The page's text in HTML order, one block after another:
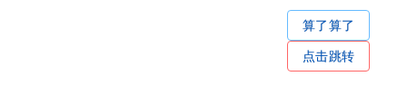
算了算了
点击跳转